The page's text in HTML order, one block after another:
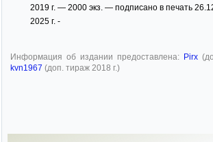
2019 г. — 2000 экз. — подписано в печать
2025 г. -
Информация об издании предоставлена: Pirx
kvn1967 (доп. тираж 2018 г.)